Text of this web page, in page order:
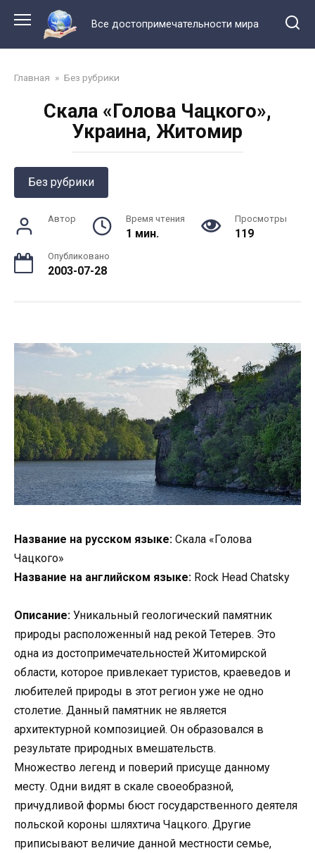
контенту
Все достопримечательности мира
Главная » Без рубрики
Скала «Голова Чацкого»,
Украина, Житомир
Без рубрики
Автор Время чтения
1 мин.
Просмотры
119
Опубликовано
2003-07-28
Название на русском языке: Скала «Голова
Чацкого»
Название на английском языке: Rock Head Chatsky
Описание: Уникальный геологический памятник
природы расположенный над рекой Тетерев. Это
одна из достопримечательностей Житомирской
области, которое привлекает туристов, краеведов и
любителей природы в этот регион уже не одно
столетие. Данный памятник не является
архитектурной композицией. Он образовался в
результате природных вмешательств.
Множество легенд и поверий присуще данному
месту. Одни видят в скале своеобразной,
причудливой формы бюст государственного деятеля
польской короны шляхтича Чацкого. Другие
приписывают величие данной местности семье,